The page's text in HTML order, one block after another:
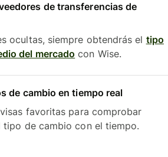
de transferencias de
ocultas, siempre obtendrás el tipo
del mercado con Wise.
de cambio en tiempo real
favoritas para comprobar
tipo de cambio con el tiempo.